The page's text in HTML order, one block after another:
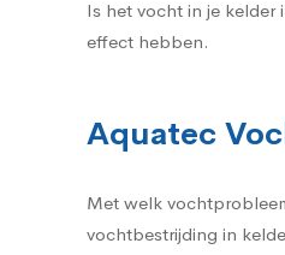
Is het vocht in je kelder
effect hebben.
Aquatec
Met welk
vochtbestrijding in